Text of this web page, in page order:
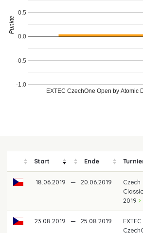
EXTEC CzechOne Open by Atomic
-1.0
-0.5
0.0
0.5
Punkte
Start Ende
18.06.2019 — 20.06.2019
Czech
Classic
2019
23.08.2019 — 25.08.2019
EXTEC